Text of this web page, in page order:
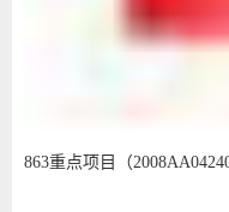
863重点项目（